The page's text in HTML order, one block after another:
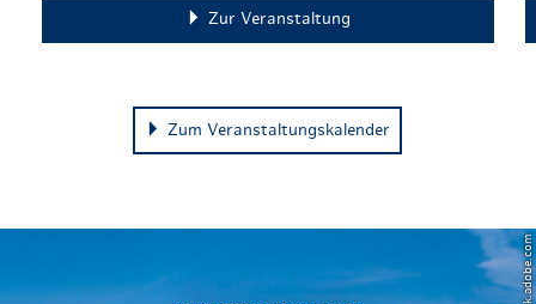
Zur Veranstaltung
Zum Veranstaltungskalender